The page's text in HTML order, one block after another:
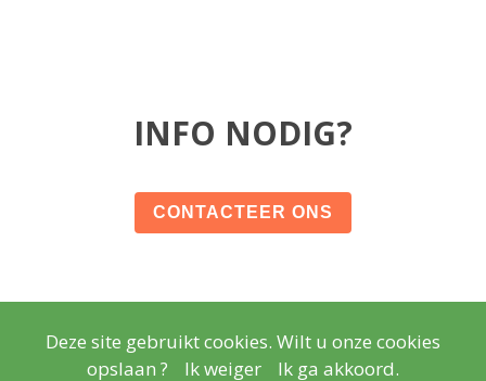
INFO NODIG?
CONTACTEER ONS
© CopyrightWettelijke vermeldingen - Copyright2026
RealisatieLisara Agency
Deze site gebruikt cookies. Wilt u onze cookies
opslaan ?
Ik weiger Ik ga akkoord.